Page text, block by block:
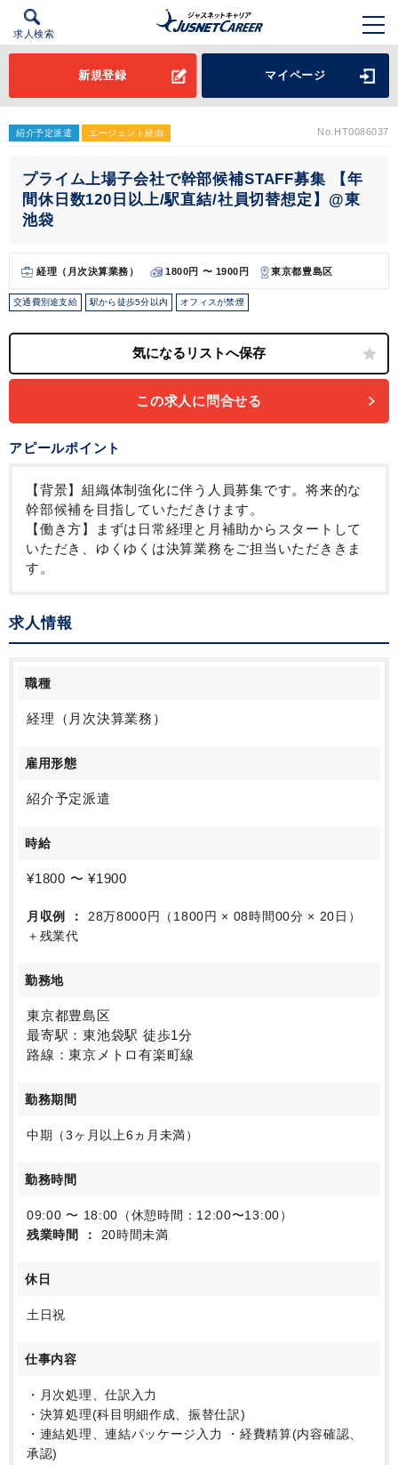
求人検索
新規登録 マイページ
紹介予定派遣 エージェント経由 No.HT0086037
プライム上場子会社で幹部候補STAFF募集 【年
間休日数120日以上/駅直結/社員切替想定】@東
池袋
経理（月次決算業務） 1800円 〜 1900円 東京都豊島区
交通費別途支給 駅から徒歩5分以内 オフィスが禁煙
この求人に問合せる
アピールポイント
【背景】組織体制強化に伴う人員募集です。将来的な
幹部候補を目指していただきけます。
【働き方】まずは日常経理と月補助からスタートして
いただき、ゆくゆくは決算業務をご担当いただききま
す。
求人情報
職種
経理（月次決算業務）
雇用形態
紹介予定派遣
時給
¥1800 〜 ¥1900
月収例
28万8000円（1800円 × 08時間00分 × 20日）
＋残業代
勤務地
東京都豊島区
最寄駅：東池袋駅 徒歩1分
路線：東京メトロ有楽町線
勤務期間
中期（3ヶ月以上6ヵ月未満）
勤務時間
09:00 〜 18:00（休憩時間：12:00〜13:00）
残業時間
20時間未満
休日
土日祝
仕事内容
・月次処理、仕訳入力
・決算処理(科目明細作成、振替仕訳)
・連結処理、連結パッケージ入力 ・経費精算(内容確認、
承認)